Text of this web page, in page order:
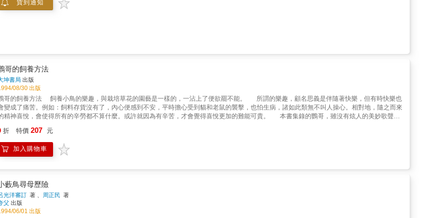
貨到通知
哥的飼養方法
坤書局 出版
08/30 出版
哥的飼養方法 飼養小鳥的樂趣，與栽培草花的園藝是一樣的，一沾上了便欲罷不能。 所謂的樂趣，顧名思義是伴隨著快樂，但有時快樂也
變成了痛苦。例如：飼料存貨沒有了，內心便感到不安，平時擔心受到貓和老鼠的襲擊，也怕生病，諸如此類無不叫人操心。相對地，隨之而來
精神喜悅，會使得所有的辛勞都不算什麼。或許就因為有辛苦，才會覺得喜悅更加的難能可貴。 本書集錄的鸚哥，雖沒有炫人的美妙歌聲，
折 特價 207 元
加入購物車
藪鳥尋母歷險
光洋審訂 著 、 周正民 著
父 出版
06/01 出版